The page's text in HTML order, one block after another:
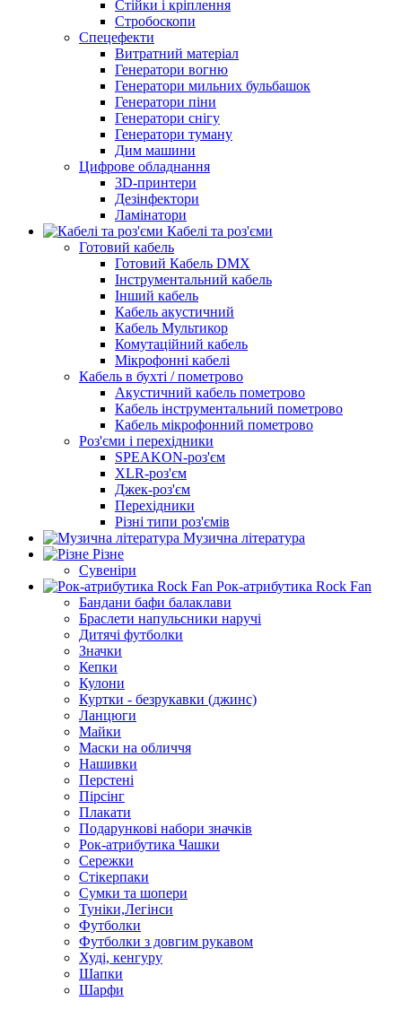
Стійки і кріплення
Стробоскопи
Спецефекти
Витратний матеріал
Генератори вогню
Генератори мильних бульбашок
Генератори піни
Генератори снігу
Генератори туману
Дим машини
Цифрове обладнання
3D-принтери
Дезінфектори
Ламінатори
Кабелі та роз'єми
Готовий кабель
Готовий Кабель DMX
Інструментальний кабель
Інший кабель
Кабель акустичний
Кабель Мультикор
Комутаційний кабель
Мікрофонні кабелі
Кабель в бухті / пометрово
Акустичний кабель пометрово
Кабель інструментальний пометрово
Кабель мікрофонний пометрово
Роз'єми і перехідники
SPEAKON-роз'єм
XLR-роз'єм
Джек-роз'єм
Перехідники
Різні типи роз'ємів
Музична література
Різне
Сувеніри
Рок-атрибутика Rock Fan
Бандани бафи балаклави
Браслети напульсники наручі
Дитячі футболки
Значки
Кепки
Кулони
Куртки - безрукавки (джинс)
Ланцюги
Майки
Маски на обличчя
Нашивки
Перстені
Пірсінг
Плакати
Подарункові набори значків
Рок-атрибутика Чашки
Сережки
Стікерпаки
Сумки та шопери
Туніки,Легінси
Футболки
Футболки з довгим рукавом
Худі, кенгуру
Шапки
Шарфи